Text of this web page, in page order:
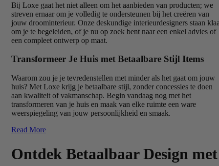
Bij Loxe gaat het niet alleen om het aanbieden van producten; we
streven ernaar om je volledig te ondersteunen bij het creëren van
jouw droominterieur. Onze deskundige interieurdesigners staan
om je te begeleiden, of je nu op zoek bent naar een enkel advies of
een compleet ontwerp op maat.
Transformeer Je Huis met Betaalbare Stijl Items
Waarom zou je je tevredenstellen met minder als het gaat om jouw
huis? Met Loxe krijg je betaalbare stijl, zonder concessies te doen
aan kwaliteit of vakmanschap. Begin vandaag nog met het
transformeren van je huis en maak van elke ruimte een ware
weerspiegeling van jouw persoonlijkheid en smaak.
Read More
Ontdek Betaalbaar Design met